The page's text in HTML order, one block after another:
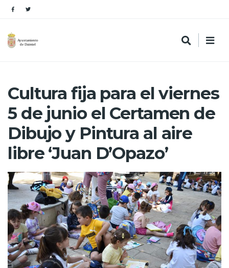
Cultura fija para el viernes
5 de junio el Certamen de
Dibujo y Pintura al aire
libre ‘Juan D’Opazo’